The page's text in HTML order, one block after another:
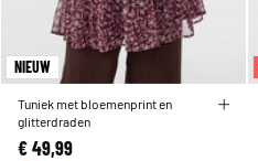
NIEUW
Tuniek met bloemenprint en
glitterdraden
€ 49,99